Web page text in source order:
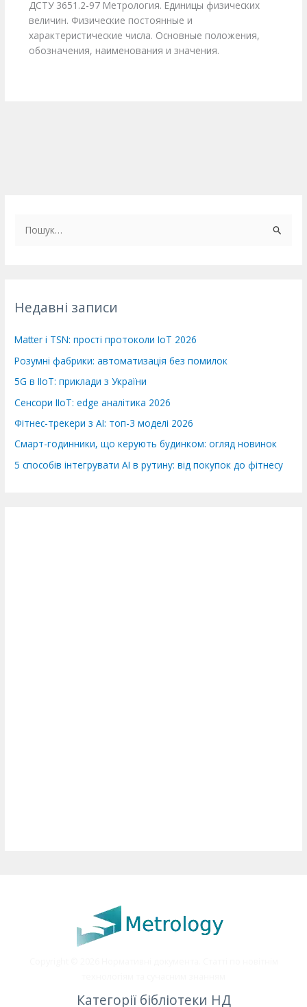
ДСТУ 3651.2-97 Метрология. Единицы физических
величин. Физические постоянные и
характеристические числа. Основные положения,
обозначения, наименования и значения.
и
:
Недавні записи
Matter і TSN: прості протоколи IoT 2026
Розумні фабрики: автоматизація без помилок
5G в IIoT: приклади з України
Сенсори IIoT: edge аналітика 2026
Фітнес-трекери з AI: топ-3 моделі 2026
Смарт-годинники, що керують будинком: огляд новинок
5 способів інтегрувати AI в рутину: від покупок до фітнесу
Категорії бібліотеки НД